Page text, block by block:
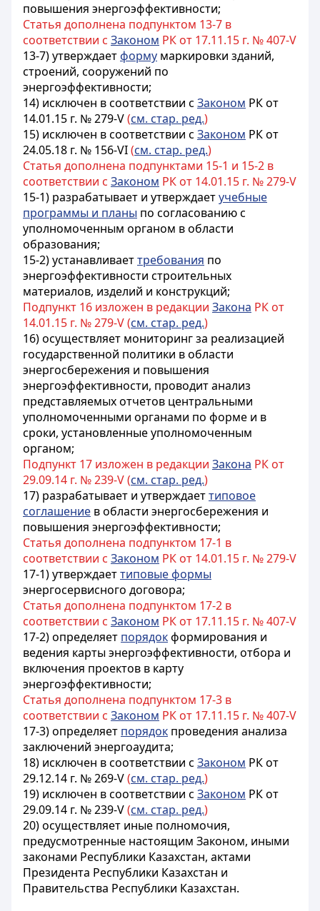
повышения энергоэффективности;
Статья дополнена подпунктом 13-7 в
соответствии с Законом РК от 17.11.15 г. № 407-V
13-7) утверждаетформу маркировки зданий,
строений, сооружений по
энергоэффективности;
14) исключен в соответствии с Законом РК от
14.01.15 г. № 279-V(см. стар. ред.)
15) исключен в соответствии с Законом РК от
24.05.18 г. № 156-VI(см. стар. ред.)
Статья дополнена подпунктами 15-1 и 15-2 в
соответствии с Законом РК от 14.01.15 г. № 279-V
15-1) разрабатывает и утверждаетучебные
программы и планы по согласованию с
уполномоченным органом в области
образования;
15-2) устанавливаеттребования по
энергоэффективности строительных
материалов, изделий и конструкций;
Подпункт 16 изложен в редакции Закона РК от
14.01.15 г. № 279-V (см. стар. ред.)
16) осуществляет мониторинг за реализацией
государственной политики в области
энергосбережения и повышения
энергоэффективности, проводит анализ
представляемых отчетов центральными
уполномоченными органами по форме и в
сроки, установленные уполномоченным
органом;
Подпункт 17 изложен в редакции Закона РК от
29.09.14 г. № 239-V (см. стар. ред.)
17) разрабатывает и утверждаеттиповое
соглашение в области энергосбережения и
повышения энергоэффективности;
Статья дополнена подпунктом 17-1 в
соответствии с Законом РК от 14.01.15 г. № 279-V
17-1) утверждаеттиповые формы
энергосервисного договора;
Статья дополнена подпунктом 17-2 в
соответствии с Законом РК от 17.11.15 г. № 407-V
17-2) определяет порядокформирования и
ведения карты энергоэффективности, отбора и
включения проектов в карту
энергоэффективности;
Статья дополнена подпунктом 17-3 в
соответствии с Законом РК от 17.11.15 г. № 407-V
17-3) определяет порядок проведения анализа
заключений энергоаудита;
18) исключен в соответствии с Законом РК от
29.12.14 г. № 269-V(см. стар. ред.)
19) исключен в соответствии с Законом РК от
29.09.14 г. № 239-V(см. стар. ред.)
20) осуществляет иные полномочия,
предусмотренные настоящим Законом, иными
законами Республики Казахстан, актами
Президента Республики Казахстан и
Правительства Республики Казахстан.